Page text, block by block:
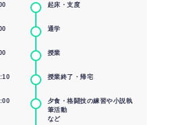
起床・支度
通学
授業
授業終了・帰宅
夕食・格闘技の練習や小説執
筆活動
など